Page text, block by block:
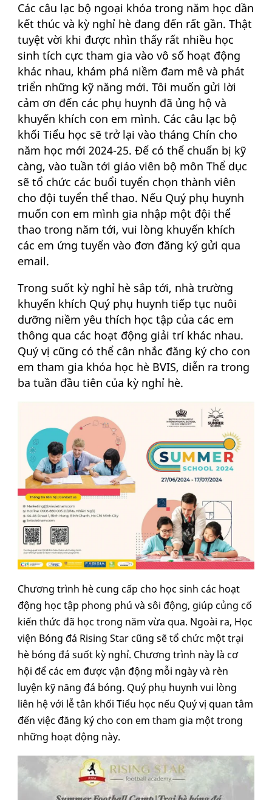
Các câu lạc bộ ngoại khóa trong năm học dần
kết thúc và kỳ nghỉ hè đang đến rất gần. Thật
tuyệt vời khi được nhìn thấy rất nhiều học
sinh tích cực tham gia vào vô số hoạt động
khác nhau, khám phá niềm đam mê và phát
triển những kỹ năng mới. Tôi muốn gửi lời
cảm ơn đến các phụ huynh đã ủng hộ và
khuyến khích con em mình. Các câu lạc bộ
khối Tiểu học sẽ trở lại vào tháng Chín cho
năm học mới 2024-25. Để có thể chuẩn bị kỹ
càng, vào tuần tới giáo viên bộ môn Thể dục
sẽ tổ chức các buổi tuyển chọn thành viên
cho đội tuyển thể thao. Nếu Quý phụ huynh
muốn con em mình gia nhập một đội thể
thao trong năm tới, vui lòng khuyến khích
các em ứng tuyển vào đơn đăng ký gửi qua
email.
Trong suốt kỳ nghỉ hè sắp tới, nhà trường
khuyến khích Quý phụ huynh tiếp tục nuôi
dưỡng niềm yêu thích học tập của các em
thông qua các hoạt động giải trí khác nhau.
Quý vị cũng có thể cân nhắc đăng ký cho con
em tham gia khóa học hè BVIS, diễn ra trong
ba tuần đầu tiên của kỳ nghỉ hè.
Chương trình hè cung cấp cho học sinh các hoạt
động học tập phong phú và sôi động, giúp củng cố
kiến thức đã học trong năm vừa qua. Ngoài ra, Học
viện Bóng đá Rising Star cũng sẽ tổ chức một trại
hè bóng đá suốt kỳ nghỉ. Chương trình này là cơ
hội để các em được vận động mỗi ngày và rèn
luyện kỹ năng đá bóng. Quý phụ huynh vui lòng
liên hệ với lễ tân khối Tiểu học nếu Quý vị quan tâm
đến việc đăng ký cho con em tham gia một trong
những hoạt động này.